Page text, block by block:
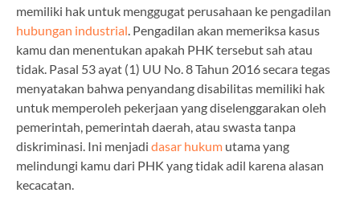
memiliki hak untuk menggugat perusahaan ke pengadilan
hubungan industrial . Pengadilan akan memeriksa kasus
kamu dan menentukan apakah PHK tersebut sah atau
tidak. Pasal 53 ayat (1) UU No. 8 Tahun 2016 secara tegas
menyatakan bahwa penyandang disabilitas memiliki hak
untuk memperoleh pekerjaan yang diselenggarakan oleh
pemerintah, pemerintah daerah, atau swasta tanpa
diskriminasi. Ini menjadi dasar hukum utama yang
melindungi kamu dari PHK yang tidak adil karena alasan
kecacatan.